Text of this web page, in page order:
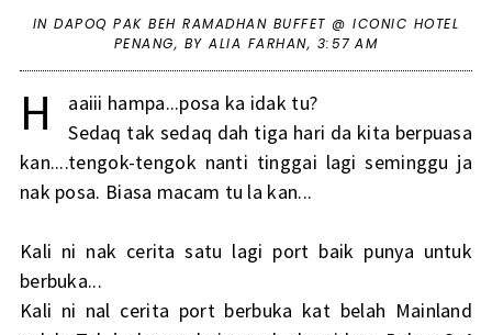
INDAPOQ PAK BEH RAMADHAN BUFFET @ ICONIC HOTEL
PENANG, BY ALIA FARHAN, 3:57 AM
H
aaiii hampa...posa ka idak tu?
Sedaq tak sedaq dah tiga hari da kita berpuasa
kan....tengok-tengok nanti tinggai lagi seminggu ja
nak posa. Biasa macam tu la kan...
Kali ni nak cerita satu lagi port baik punya untuk
berbuka...
Kali ni nal cerita port berbuka kat belah Mainland